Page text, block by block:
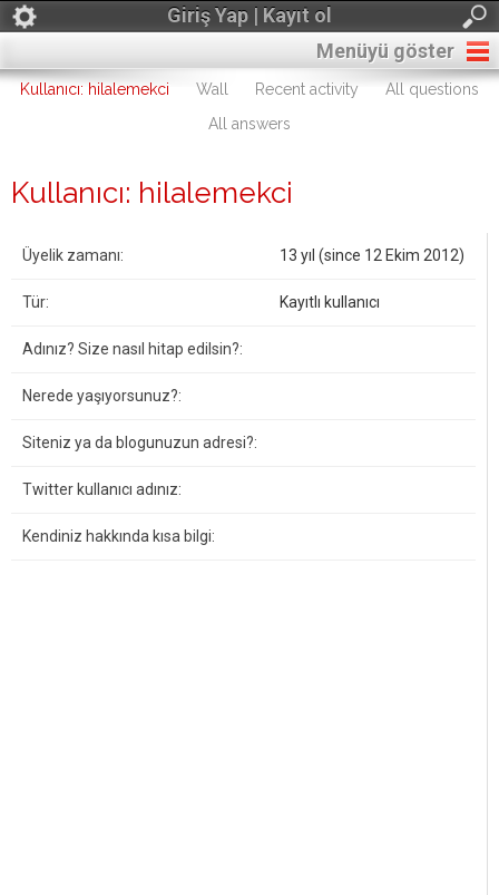
Giriş Yap | Kayıt ol
Menüyü göster
Kullanıcı: hilalemekci Wall Recent activity
All questions
All answers
Kullanıcı: hilalemekci
Üyelik zamanı: 13 yıl (since 12 Ekim 2012)
Tür: Kayıtlı kullanıcı
Adınız? Size nasıl hitap edilsin?:
Nerede yaşıyorsunuz?:
Siteniz ya da blogunuzun adresi?:
Twitter kullanıcı adınız:
Kendiniz hakkında kısa bilgi: